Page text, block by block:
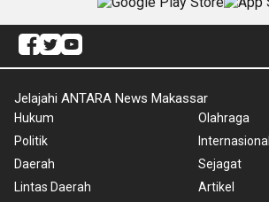
Jelajahi ANTARA News Makassar
Hukum
Politik
Daerah
Lintas Daerah
Olahraga
Internasional
Sejagat
Artikel